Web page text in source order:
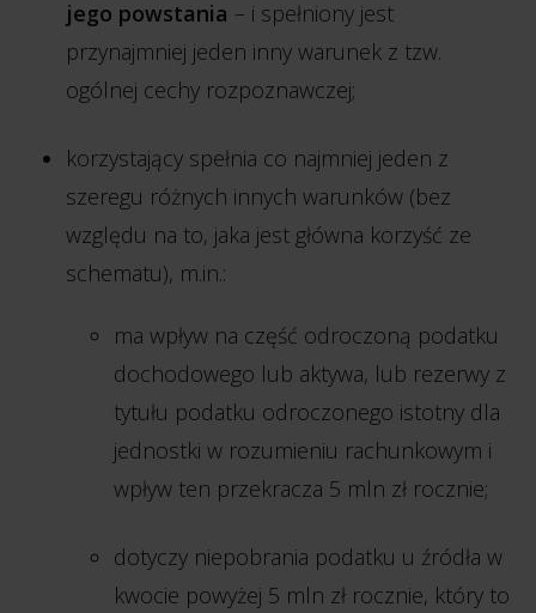
jego powstania – i spełniony jest
przynajmniej jeden inny warunek z tzw.
ogólnej cechy rozpoznawczej;
korzystający spełnia co najmniej jeden z
szeregu różnych innych warunków (bez
względu na to, jaka jest główna korzyść ze
schematu), m.in.:
ma wpływ na część odroczoną podatku
dochodowego lub aktywa, lub rezerwy z
tytułu podatku odroczonego istotny dla
jednostki w rozumieniu rachunkowym i
wpływ ten przekracza 5 mln zł rocznie;
dotyczy niepobrania podatku u źródła w
kwocie powyżej 5 mln zł rocznie, który to